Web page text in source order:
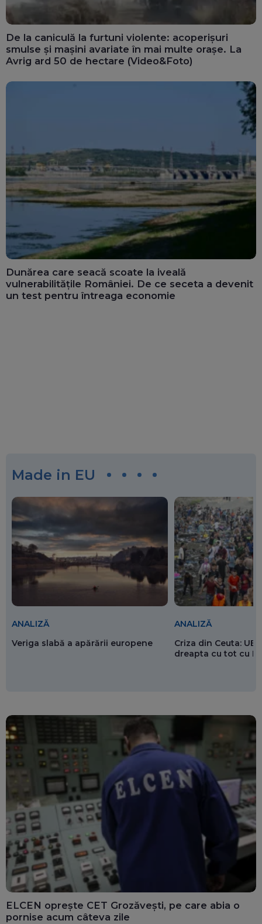
De la caniculă la furtuni violente: acoperișuri
smulse și mașini avariate în mai multe orașe. La
Avrig ard 50 de hectare (Video&Foto)
Dunărea care seacă scoate la iveală
vulnerabilitățile României. De ce seceta a devenit
un test pentru întreaga economie
Made in EU
ANALIZĂ
Veriga slabă a apărării europene
ANALIZĂ
Criza din Ceuta: UE
dreapta cu tot cu
ELCEN oprește CET Grozăvești, pe care abia o
pornise acum câteva zile